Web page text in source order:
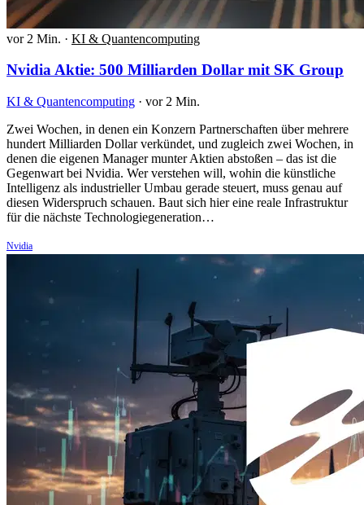
vor 2 Min. · KI & Quantencomputing
Nvidia Aktie: 500 Milliarden Dollar mit SK Group
KI & Quantencomputing · vor 2 Min.
Zwei Wochen, in denen ein Konzern Partnerschaften über mehrere
hundert Milliarden Dollar verkündet, und zugleich zwei Wochen, in
denen die eigenen Manager munter Aktien abstoßen – das ist die
Gegenwart bei Nvidia. Wer verstehen will, wohin die künstliche
Intelligenz als industrieller Umbau gerade steuert, muss genau auf
diesen Widerspruch schauen. Baut sich hier eine reale Infrastruktur
für die nächste Technologiegeneration…
Nvidia